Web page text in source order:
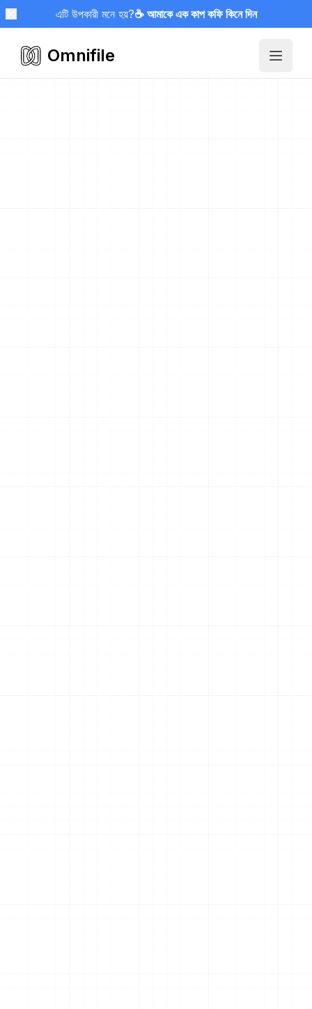
এটি উপকারী মনে হয়?☕ আমাকে এক কাপ কফি কিনে দিন
Omnifile